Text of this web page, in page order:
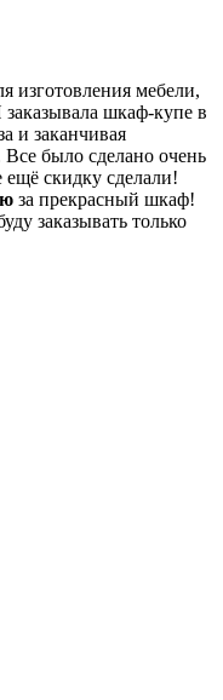
изготовления мебели,
шкаф-купе в
и заканчивая
было сделано очень
скидку сделали!
за прекрасный шкаф!
заказывать только